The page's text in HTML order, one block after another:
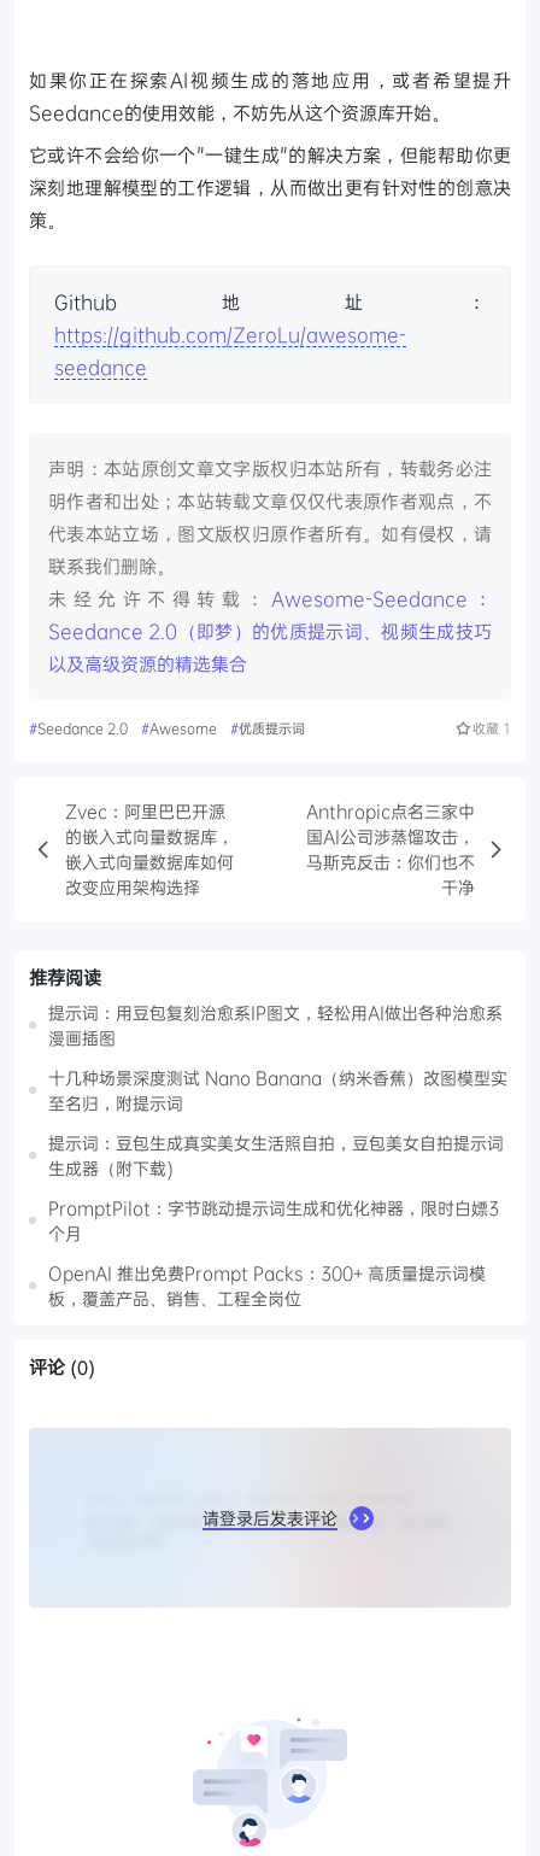
如果你正在探索AI视频生成的落地应用，或者希望提升
Seedance的使用效能，不妨先从这个资源库开始。
它或许不会给你一个"一键生成"的解决方案，但能帮助你更
深刻地理解模型的工作逻辑，从而做出更有针对性的创意决
策。
Github地址：
https://github.com/ZeroLu/awesome-
seedance
声明：本站原创文章文字版权归本站所有，转载务必注
明作者和出处；本站转载文章仅仅代表原作者观点，不
代表本站立场，图文版权归原作者所有。如有侵权，请
联系我们删除。
未经允许不得转载： Awesome-Seedance：
Seedance 2.0（即梦）的优质提示词、视频生成技巧
以及高级资源的精选集合
#Seedance 2.0 #Awesome #优质提示词 收藏 1
Zvec：阿里巴巴开源
的嵌入式向量数据库，
嵌入式向量数据库如何
改变应用架构选择
Anthropic点名三家中
国AI公司涉蒸馏攻击，
马斯克反击：你们也不
干净
推荐阅读
提示词：用豆包复刻治愈系IP图文，轻松用AI做出各种治愈系
漫画插图
十几种场景深度测试 Nano Banana（纳米香蕉）改图模型实
至名归，附提示词
提示词：豆包生成真实美女生活照自拍，豆包美女自拍提示词
生成器（附下载)
PromptPilot：字节跳动提示词生成和优化神器，限时白嫖3
个月
OpenAI 推出免费Prompt Packs：300+ 高质量提示词模
板，覆盖产品、销售、工程全岗位
评论 (0)
请登录后发表评论